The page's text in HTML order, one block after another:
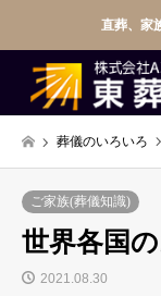
直葬、家
葬儀のいろいろ
ご家族(葬儀知識)
世界各国
2021.08.30